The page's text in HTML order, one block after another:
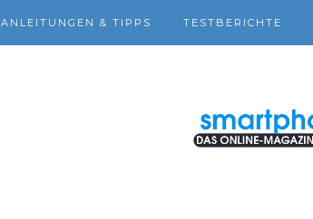
ANLEITUNGEN & TIPPS TESTBERICHTE